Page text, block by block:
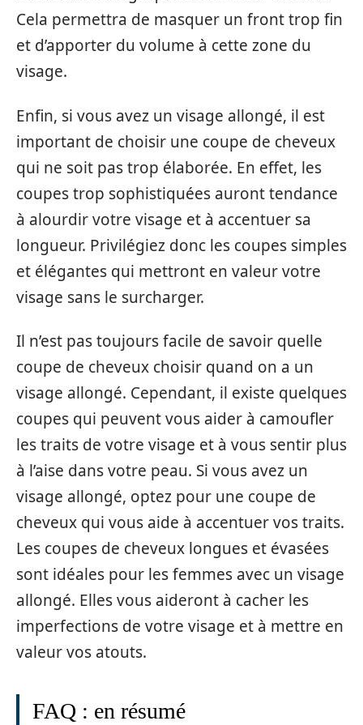
Cela permettra de masquer un front trop fin
et d’apporter du volume à cette zone du
visage.
Enfin, si vous avez un visage allongé, il est
important de choisir une coupe de cheveux
qui ne soit pas trop élaborée. En effet, les
coupes trop sophistiquées auront tendance
à alourdir votre visage et à accentuer sa
longueur. Privilégiez donc les coupes simples
et élégantes qui mettront en valeur votre
visage sans le surcharger.
Il n’est pas toujours facile de savoir quelle
coupe de cheveux choisir quand on a un
visage allongé. Cependant, il existe quelques
coupes qui peuvent vous aider à camoufler
les traits de votre visage et à vous sentir plus
à l’aise dans votre peau. Si vous avez un
visage allongé, optez pour une coupe de
cheveux qui vous aide à accentuer vos traits.
Les coupes de cheveux longues et évasées
sont idéales pour les femmes avec un visage
allongé. Elles vous aideront à cacher les
imperfections de votre visage et à mettre en
valeur vos atouts.
FAQ : en résumé